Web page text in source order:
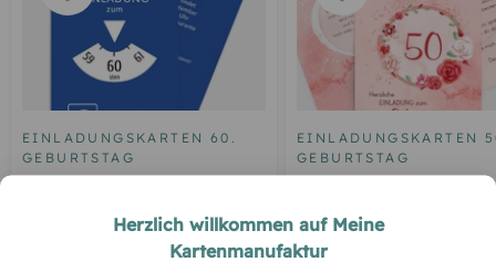
EINLADUNGSKARTEN 60.
GEBURTSTAG
Parkuhr 60
EINLADUNGSKARTEN
GEBURTSTAG
Geburtstag Aquarell
Herzlich willkommen auf Meine
Kartenmanufaktur